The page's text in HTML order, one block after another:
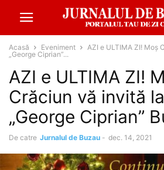
Acasă Eveniment
AZI e ULTIMA ZI! Moș
„George Ciprian”...
AZI e ULTIMA ZI!
Crăciun vă invită
„George Ciprian”
De catre Jurnalul de Buzau - dec. 14, 2021